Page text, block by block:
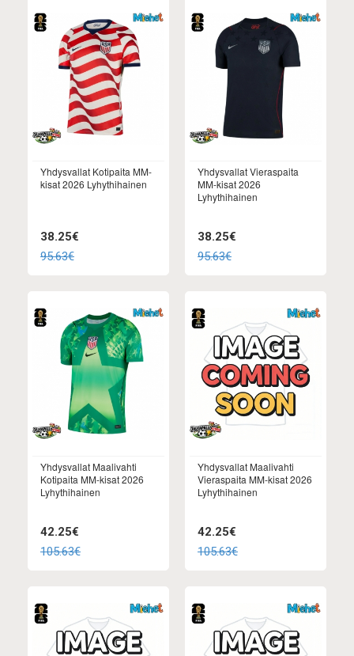
Yhdysvallat Kotipaita MM-
kisat 2026 Lyhythihainen
38.25€
95.63€
Yhdysvallat Vieraspaita
MM-kisat 2026
Lyhythihainen
38.25€
95.63€
Yhdysvallat Maalivahti
Kotipaita MM-kisat 2026
Lyhythihainen
42.25€
105.63€
Yhdysvallat Maalivahti
Vieraspaita MM-kisat 2026
Lyhythihainen
42.25€
105.63€